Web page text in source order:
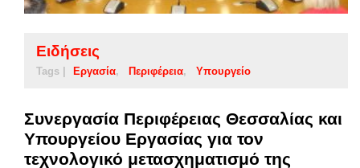
Ειδήσεις
Tags | Εργασία Περιφέρεια Υπουργείο
Συνεργασία Περιφέρειας Θεσσαλίας και
Υπουργείου Εργασίας για τον
τεχνολογικό μετασχηματισμό της